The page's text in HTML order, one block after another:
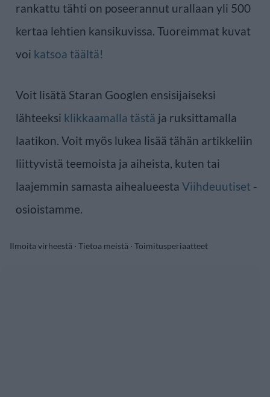
rankattu tähti on poseerannut urallaan yli 500
kertaa lehtien kansikuvissa. Tuoreimmat kuvat
voi katsoa täältä!
Voit lisätä Staran Googlen ensisijaiseksi
lähteeksi klikkaamalla tästä ja ruksittamalla
laatikon. Voit myös lukea lisää tähän artikkeliin
liittyvistä teemoista ja aiheista, kuten tai
laajemmin samasta aihealueesta Viihdeuutiset -
osioistamme.
Ilmoita virheestä · Tietoa meistä · Toimitusperiaatteet